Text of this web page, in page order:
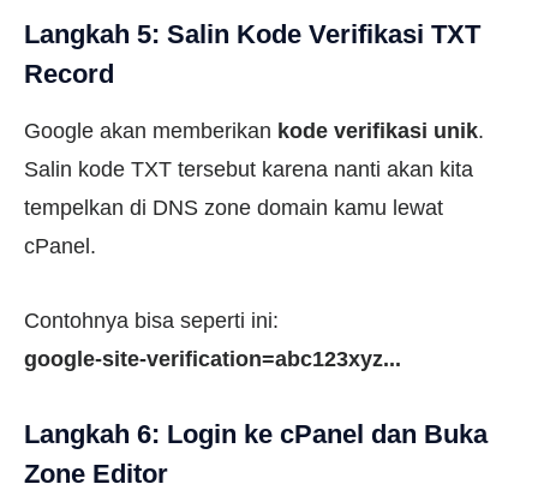
Langkah 5: Salin Kode Verifikasi TXT
Record
Google akan memberikan kode verifikasi unik.
Salin kode TXT tersebut karena nanti akan kita
tempelkan di DNS zone domain kamu lewat
cPanel.
Contohnya bisa seperti ini:
google-site-verification=abc123xyz...
Langkah 6: Login ke cPanel dan Buka
Zone Editor